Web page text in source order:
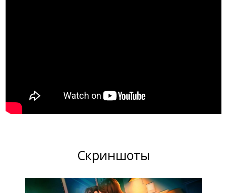
Скриншоты